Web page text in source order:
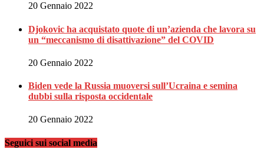
20 Gennaio 2022
Djokovic ha acquistato quote di un’azienda che lavora su
un “meccanismo di disattivazione” del COVID
20 Gennaio 2022
Biden vede la Russia muoversi sull’Ucraina e semina
dubbi sulla risposta occidentale
20 Gennaio 2022
Seguici sui social media